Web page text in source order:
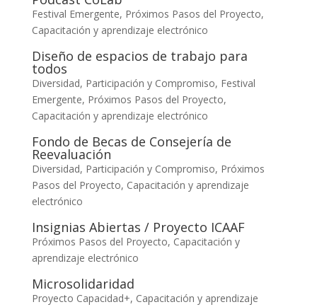
Festival Emergente, Próximos Pasos del Proyecto,
Capacitación y aprendizaje electrónico
Diseño de espacios de trabajo para
todos
Diversidad, Participación y Compromiso, Festival
Emergente, Próximos Pasos del Proyecto,
Capacitación y aprendizaje electrónico
Fondo de Becas de Consejería de
Reevaluación
Diversidad, Participación y Compromiso, Próximos
Pasos del Proyecto, Capacitación y aprendizaje
electrónico
Insignias Abiertas / Proyecto ICAAF
Próximos Pasos del Proyecto, Capacitación y
aprendizaje electrónico
Microsolidaridad
Proyecto Capacidad+, Capacitación y aprendizaje